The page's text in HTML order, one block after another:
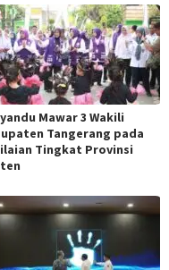
Mawar 3 Wakili
Tangerang pada
Tingkat Provinsi